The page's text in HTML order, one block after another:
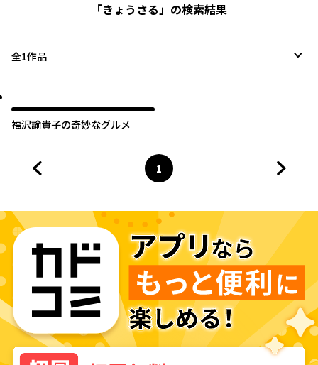
「きょうさる」の検索結果
全1作品
福沢諭貴子の奇妙なグルメ
ページ
1
へ